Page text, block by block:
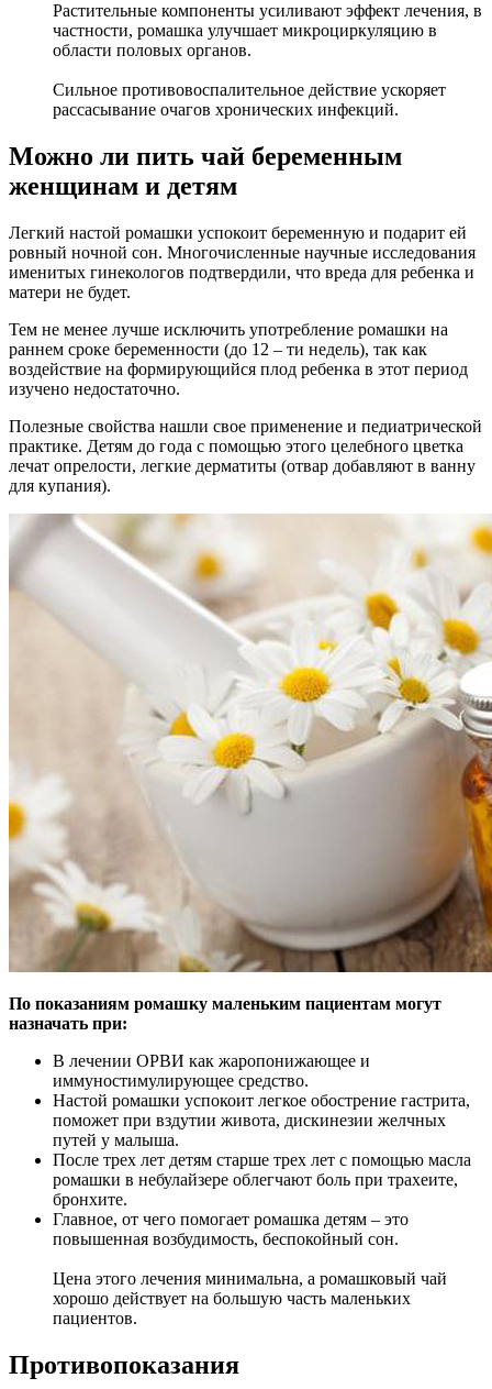
Растительные компоненты усиливают эффект лечения, в
частности, ромашка улучшает микроциркуляцию в
области половых органов.
Сильное противовоспалительное действие ускоряет
рассасывание очагов хронических инфекций.
Можно ли пить чай беременным
женщинам и детям
Легкий настой ромашки успокоит беременную и подарит ей
ровный ночной сон. Многочисленные научные исследования
именитых гинекологов подтвердили, что вреда для ребенка и
матери не будет.
Тем не менее лучше исключить употребление ромашки на
раннем сроке беременности (до 12 – ти недель), так как
воздействие на формирующийся плод ребенка в этот период
изучено недостаточно.
Полезные свойства нашли свое применение и педиатрической
практике. Детям до года с помощью этого целебного цветка
лечат опрелости, легкие дерматиты (отвар добавляют в ванну
для купания).
По показаниям ромашку маленьким пациентам могут
назначать при:
В лечении ОРВИ как жаропонижающее и
иммуностимулирующее средство.
Настой ромашки успокоит легкое обострение гастрита,
поможет при вздутии живота, дискинезии желчных
путей у малыша.
После трех лет детям старше трех лет с помощью масла
ромашки в небулайзере облегчают боль при трахеите,
бронхите.
Главное, от чего помогает ромашка детям – это
повышенная возбудимость, беспокойный сон.
Цена этого лечения минимальна, а ромашковый чай
хорошо действует на большую часть маленьких
пациентов.
Противопоказания